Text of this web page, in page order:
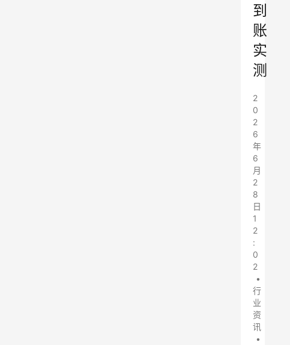
到
账
实
测
2
0
2
6
年
6
月
2
8
日
1
2
:
0
2
•
行
业
资
讯
•